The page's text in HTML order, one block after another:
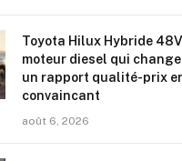
Toyota Hilux Hybride
moteur diesel qui
un rapport qualité-prix
convaincant
août 6, 2026